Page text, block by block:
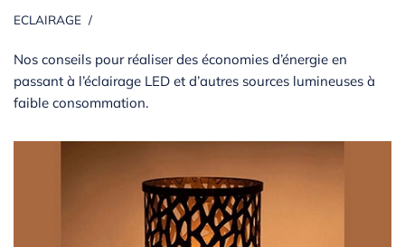
ECLAIRAGE
Nos conseils pour réaliser des économies d’énergie en
passant à l’éclairage LED et d’autres sources lumineuses à
faible consommation.